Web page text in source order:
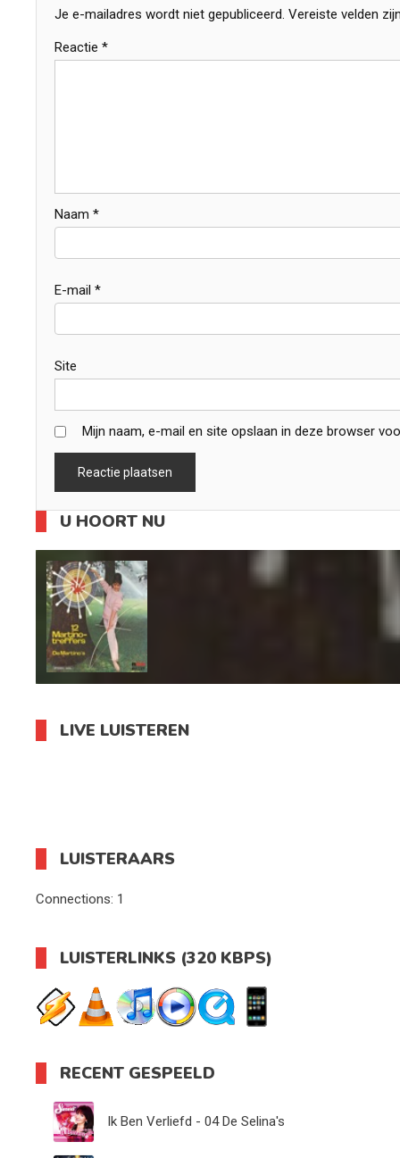
Je e-mailadres wordt niet gepubliceerd. Vereiste velden
Reactie *
Naam *
E-mail *
Site
Mijn naam, e-mail en site opslaan in deze browser
U HOORT NU
LIVE LUISTEREN
LUISTERAARS
Connections: 1
LUISTERLINKS (320 KBPS)
RECENT GESPEELD
Ik Ben Verliefd - 04 De Selina's